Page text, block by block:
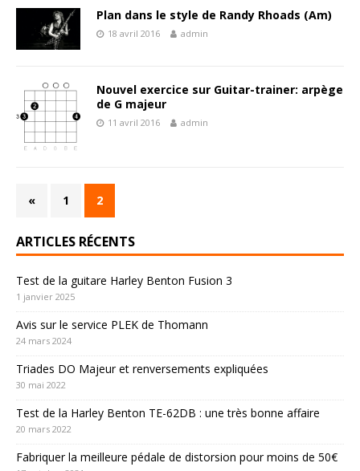
Plan dans le style de Randy Rhoads (Am)
18 avril 2016 admin
Nouvel exercice sur Guitar-trainer: arpège
de G majeur
11 avril 2016 admin
« 1 2
ARTICLES RÉCENTS
Test de la guitare Harley Benton Fusion 3
1 janvier 2025
Avis sur le service PLEK de Thomann
24 mars 2024
Triades DO Majeur et renversements expliquées
30 mai 2022
Test de la Harley Benton TE-62DB : une très bonne affaire
20 mars 2022
Fabriquer la meilleure pédale de distorsion pour moins de 50€